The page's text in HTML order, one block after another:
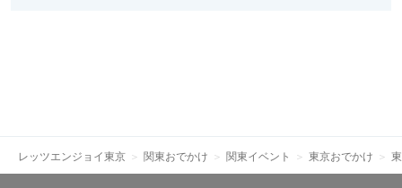
レッツエンジョイ東京 関東おでかけ 関東イベント 東京おでかけ